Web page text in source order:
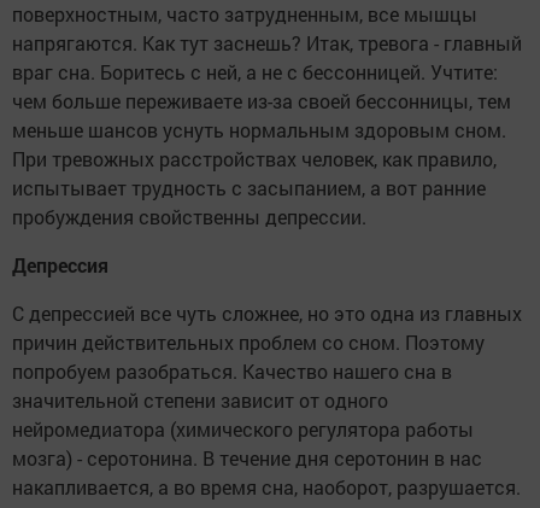
поверхностным, часто затрудненным, все мышцы
напрягаются. Как тут заснешь? Итак, тревога - главный
враг сна. Боритесь с ней, а не с бессонницей. Учтите:
чем больше переживаете из-за своей бессонницы, тем
меньше шансов уснуть нормальным здоровым сном.
При тревожных расстройствах человек, как правило,
испытывает трудность с засыпанием, а вот ранние
пробуждения свойственны депрессии.
Депрессия
С депрессией все чуть сложнее, но это одна из главных
причин действительных проблем со сном. Поэтому
попробуем разобраться. Качество нашего сна в
значительной степени зависит от одного
нейромедиатора (химического регулятора работы
мозга) - серотонина. В течение дня серотонин в нас
накапливается, а во время сна, наоборот, разрушается.